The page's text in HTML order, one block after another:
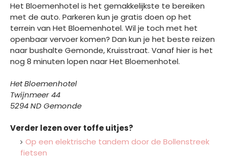
Het Bloemenhotel is het gemakkelijkste te bereiken
met de auto. Parkeren kun je gratis doen op het
terrein van Het Bloemenhotel. Wil je toch met het
openbaar vervoer komen? Dan kun je het beste reizen
naar bushalte Gemonde, Kruisstraat. Vanaf hier is het
nog 8 minuten lopen naar Het Bloemenhotel.
Het Bloemenhotel
Twijnmeer 44
5294 ND Gemonde
Verder lezen over toffe uitjes?
Op een elektrische tandem door de Bollenstreek
fietsen